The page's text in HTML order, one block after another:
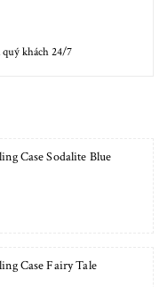
quý khách 24/7
Case Sodalite Blue
Case Fairy Tale